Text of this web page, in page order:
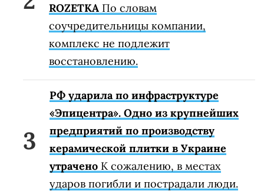
ROZETKA По словам
соучредительницы компании,
комплекс не подлежит
восстановлению.
РФ ударила по инфраструктуре
«Эпицентра». Одно из крупнейших
предприятий по производству
керамической плитки в Украине
утрачено К сожалению, в местах
ударов погибли и пострадали люди.